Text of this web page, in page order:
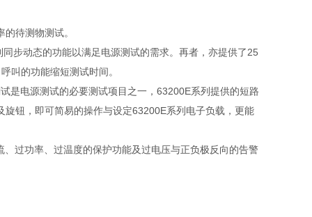
待测物测试。
步动态的功能以满足电源测试的需求。再者，亦提供了25
叫的功能缩短测试时间。
是电源测试的必要测试项目之一， 63200E系列提供的短路
旋钮，即可简易的操作与设定63200E系列电子负载，更能
、过功率、过温度的保护功能及过电压与正负极反向的告警